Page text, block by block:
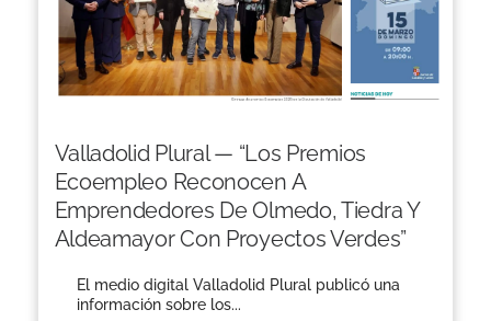
Valladolid Plural — “Los Premios
Ecoempleo Reconocen A
Emprendedores De Olmedo, Tiedra Y
Aldeamayor Con Proyectos Verdes”
El medio digital Valladolid Plural publicó una
información sobre los...